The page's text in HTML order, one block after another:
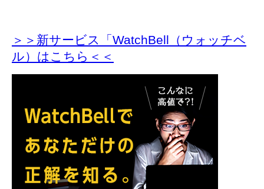
＞＞新サービス「WatchBell（ウォッチベ
ル）はこちら＜＜